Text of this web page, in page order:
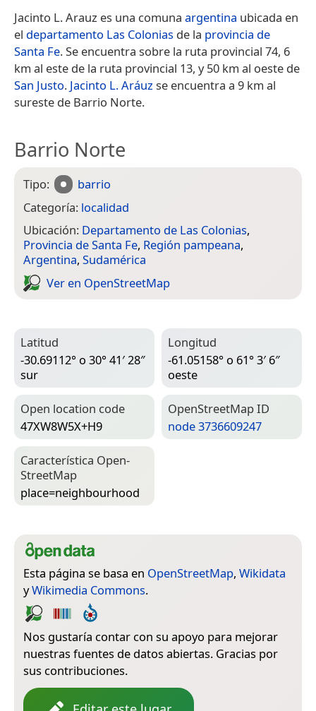
Jacinto L. Arauz es una comuna argentina ubicada en
el departamento Las Colonias de la provincia de
Santa Fe. Se encuentra sobre la ruta provincial 74,​ 6
km al este de la ruta provincial 13, y 50 km al oeste de
San Justo. Jacinto L. Aráuzse encuentra a 9 km al
sureste de Barrio Norte.
Barrio Norte
Tipo:
barrio
Categoría: localidad
Ubicación: Departamento de Las Colonias,
Provincia de Santa Fe, Región pampeana,
Argentina, Sudamérica
Ver en Open­Street­Map
Latitud
-30.69112° o 30° 41′ 28″
sur
Longitud
-61.05158° o 61° 3′ 6″
oeste
Open location code
47XW8W5X+H9
Open­Street­Map ID
node 3736609247
Característica Open­
Street­Map
place=­neighbourhood
Esta página se basa en OpenStreetMap, Wikidata
yWikimedia Commons.
Nos gustaría contar con su apoyo para mejorar
nuestras fuentes de datos abiertas. Gracias por
sus contribuciones.